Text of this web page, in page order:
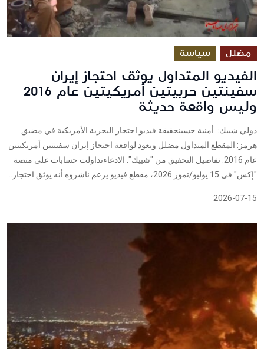
مضلل سياسة
الفيديو المتداول يوثق احتجاز إيران
سفينتين حربيتين أمريكيتين عام 2016
وليس واقعة حديثة
دولي شييك: أمنية حسينحقيقة فيديو احتجاز البحرية الأمريكية في مضيق
هرمز: المقطع المتداول مضلل ويعود لواقعة احتجاز إيران سفينتين أمريكيتين
عام 2016. تفاصيل التحقيق من "شييك". الادعاءتداولت حسابات على منصة
"إكس" في 15 يوليو/تموز 2026، مقطع فيديو يزعم ناشروه أنه يوثق احتجاز...
2026-07-15